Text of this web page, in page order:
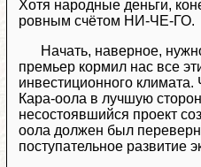
Хотя народные деньги,
ровным счётом НИ-ЧЕ-ГО.
Начать, наверное,
премьер кормил нас все
инвестиционного
Кара-оола в лучшую
несостоявшийся проект
оола должен был
поступательное развитие